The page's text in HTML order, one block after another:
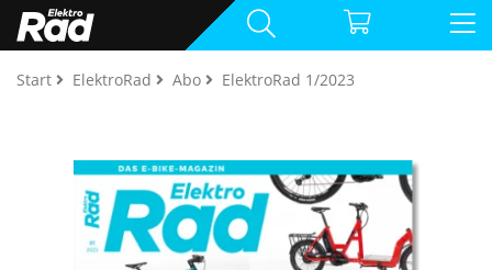
Start ElektroRad Abo ElektroRad 1/2023